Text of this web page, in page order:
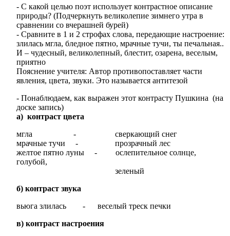
- С какой целью поэт использует контрастное описание
природы? (Подчеркнуть великолепие зимнего утра в
сравнении со вчерашней бурей)
- Сравните в 1 и 2 строфах слова, передающие настроение:
злилась мгла, бледное пятно, мрачные тучи, ты печальная..
И – чудесный, великолепный, блестит, озарена, веселым,
приятно
Пояснение учителя: Автор противопоставляет части
явления, цвета, звуки. Это называется антитезой
- Понаблюдаем, как выражен этот контрасту Пушкина (на
доске запись)
а) контраст цвета
мгла - сверкающий снег
мрачные тучи - прозрачный лес
желтое пятно луны - ослепительное солнце,
голубой,
зеленый
б) контраст звука
вьюга злилась - веселый треск печки
в) контраст настроения